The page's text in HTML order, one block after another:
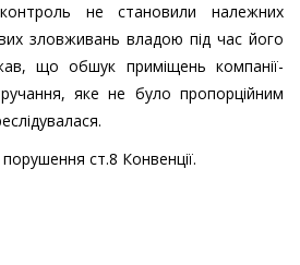
не становили належних
зловживань владою під час його
що обшук приміщень компанії-
яке не було пропорційним
ст.8 Конвенції.